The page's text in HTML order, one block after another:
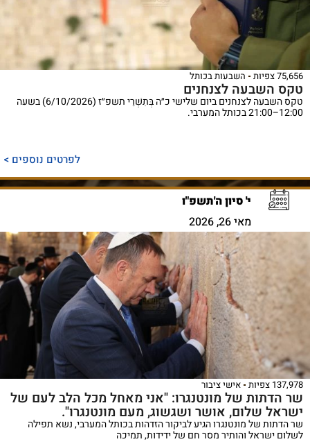
75,656 צפיות השבעות בכותל
טקס השבעה לצנחנים
טקס השבעה לצנחנים ביום שלישי כ״ה בְּתִשְׁרֵי תשפ״ז (6/10/2026) בשעה
12:00–21:00 בכותל המערבי.
לפרטים נוספים >
י' סיון ה'תשפ"ו
מאי 26, 2026
137,978 צפיות אישי ציבור
שר הדתות של מונטנגרו: "​אני מאחל מכל הלב לעם של
ישראל שלום, אושר ושגשוג, מעם מונטנגרו".
שר הדתות של מונטנגרו הגיע לביקור הזדהות בכותל המערבי, נשא תפילה
לשלום ישראל והותיר מסר חם של ידידות, תמיכה